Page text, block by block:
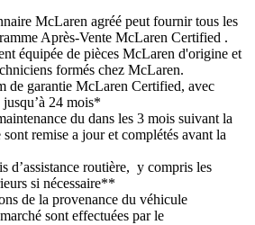
McLaren agréé peut fournir tous les
Après-Vente McLaren Certified .
équipée de pièces McLaren d'origine et
formés chez McLaren.
de garantie McLaren Certified, avec
24 mois*
du dans les 3 mois suivant la
remise a jour et complétés avant la
d’assistance routière, y compris les
si nécessaire**
de la provenance du véhicule
sont effectuées par le